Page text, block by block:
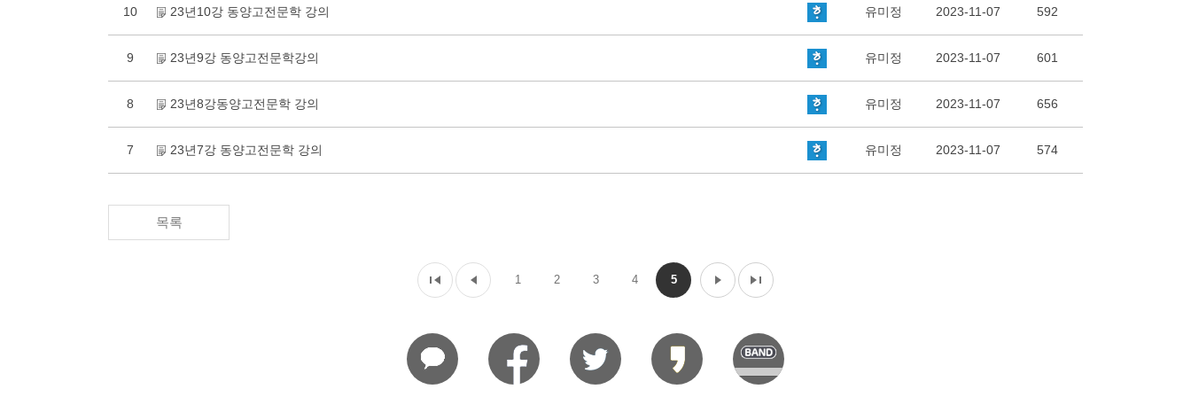
10 23년10강 동양고전문학 강의 유미정 2023-11-07 592
9 23년9강 동양고전문학강의 유미정 2023-11-07 601
8 23년8강동양고전문학 강의 유미정 2023-11-07 656
7 23년7강 동양고전문학 강의 유미정 2023-11-07 574
목록
1 2 3 4 5